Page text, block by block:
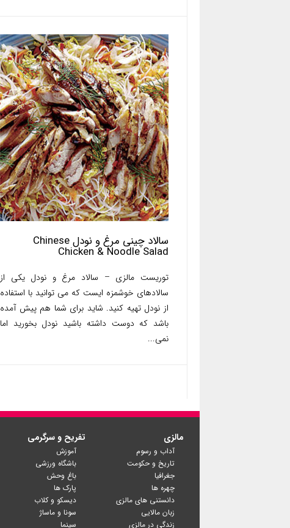
سالاد چینی مرغ و نودل Chinese
Chicken & Noodle Salad
توریست مالزی – سالاد مرغ و نودل یکی از
سالادهای خوشمزه ایست که می توانید با استفاده
از نودل تهیه کنید. شاید برای شما هم پیش آمده
باشد که دوست داشته باشید نودل بخورید اما
نمی...
مالزی
آداب و رسوم
تاریخ و حکومت
جغرافیا
چهره ها
دانستنی های مالزی
زبان مالایی
زندگی در مالزی
تفریح و سرگرمی
آموزش
باشگاه ورزشی
باغ وحش
پارک ها
دیسکو و کلاب
سونا و ماساژ
سینما